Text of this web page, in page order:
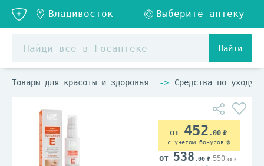
Найти
Товары для красоты и здоровья Средства по уходу
452 .00
с учетом бонусов
538 .00 550.00